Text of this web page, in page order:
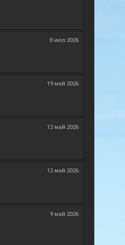
8 июл 2026
19 май 2026
12 май 2026
12 май 2026
9 май 2026